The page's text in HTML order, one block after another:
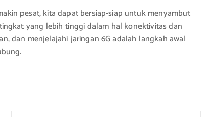
pesat, kita dapat bersiap-siap untuk menyambut
yang lebih tinggi dalam hal konektivitas dan
dan menjelajahi jaringan 6G adalah langkah awal